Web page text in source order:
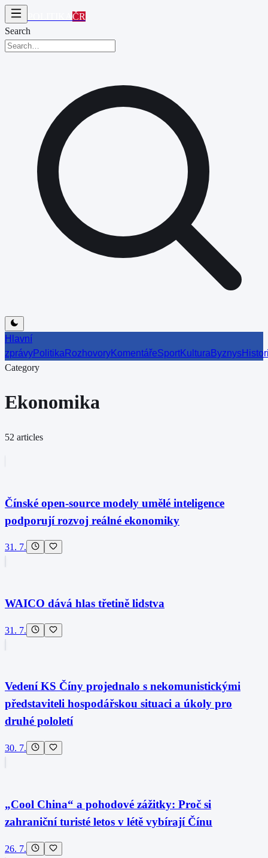
ČR
Search
Hlavní
zprávyPolitika RozhovoryKomentářeSportKultura Byznys
Category
Ekonomika
52 articles
Čínské open-source modely umělé inteligence
podporují rozvoj reálné ekonomiky
31. 7.
WAICO dává hlas třetině lidstva
31. 7.
Vedení KS Číny projednalo s nekomunistickými
představiteli hospodářskou situaci a úkoly pro
druhé pololetí
30. 7.
„Cool China“ a pohodové zážitky: Proč si
zahraniční turisté letos v létě vybírají Čínu
26. 7.